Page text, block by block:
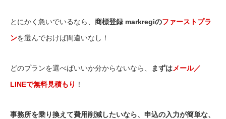
とにかく急いでいるなら、 商標登録 markregiのファーストプラ
ンを選んでおけば間違いなし！
どのプランを選べばいいか分からないなら、 まずはメール／
LINEで無料見積もり ！
事務所を乗り換えて費用削減したいなら、申込の入力が簡単な、